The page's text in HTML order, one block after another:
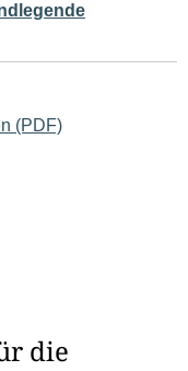
(PDF)
die